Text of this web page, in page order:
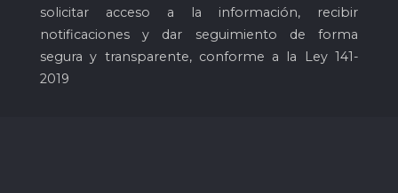
solicitar acceso a la información, recibir
notificaciones y dar seguimiento de forma
segura y transparente, conforme a la Ley 141-
2019